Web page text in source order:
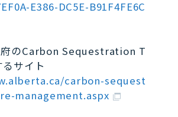
E386-DC5E-B91F4FE6C
のCarbon Sequestration T
サイト
carbon-sequest
management.aspx